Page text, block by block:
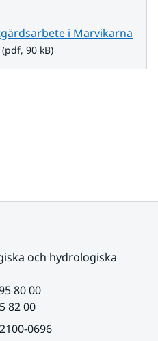
i Marvikarna
90 kB.
(pdf, 90 kB)
och hydrologiska
80 00
82 00
0696